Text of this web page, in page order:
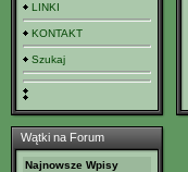
LINKI
KONTAKT
Szukaj
Wątki na Forum
Najnowsze Wpisy